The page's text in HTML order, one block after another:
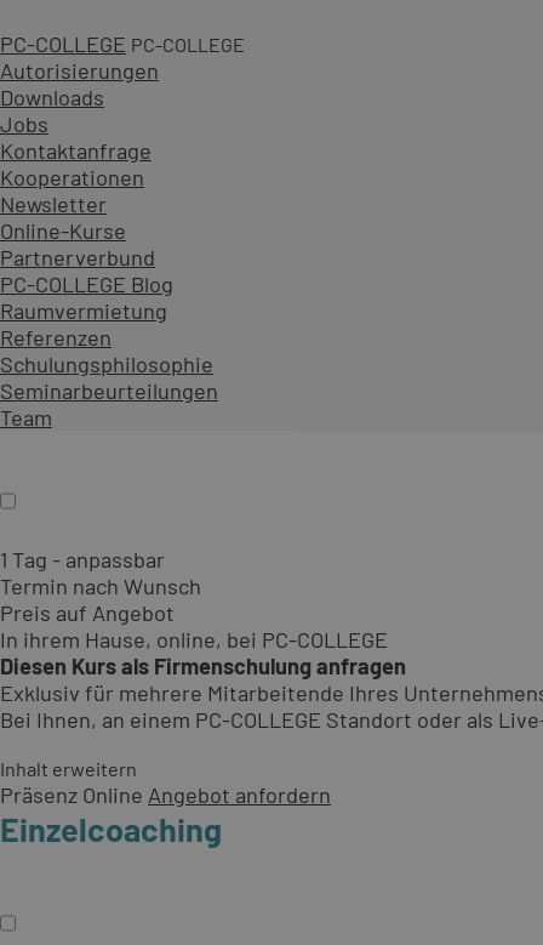
PC-COLLEGE PC-COLLEGE
Autorisierungen
Downloads
Jobs
Kontaktanfrage
Kooperationen
Newsletter
Online-Kurse
Partnerverbund
PC-COLLEGE Blog
Raumvermietung
Referenzen
Schulungsphilosophie
Seminarbeurteilungen
Team
1 Tag
690,00 € zzgl. MwSt.
An 25 Standorten oder online
Diesen Kurs als offenes Seminar buchen
Gemeinsam mit Teilnehmenden aus verschiedenen
Als Präsenzseminar oder Live-Online-Training zu
Inhalt erweitern
PräsenzOnlineTermin auswählen
Firmenschulung
1 Tag - anpassbar
Termin nach Wunsch
Preis auf Angebot
In ihrem Hause, online, bei PC-COLLEGE
Diesen Kurs als Firmenschulung anfragen
Exklusiv für mehrere Mitarbeitende Ihres
Bei Ihnen, an einem PC-COLLEGE Standort oder als
Inhalt erweitern
Präsenz Online Angebot anfordern
Einzelcoaching